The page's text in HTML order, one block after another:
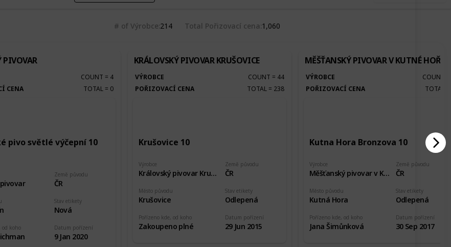
# of Výrobce 214 Total Pořizovací cena 1,060
PIVOVAR
COUNT = 4
CENA
TOTAL = 0
pivo světlé výčepní 10
Země původu
ČR
od koho
Stav etikety
Nová
Datum pořízení
9 Jan 2020
KRÁLOVSKÝ PIVOVAR KRUŠOVICE
VÝROBCE COUNT = 44
POŘIZOVACÍ CENA
TOTAL = 238
Krušovice 10
Výrobce
Královský pivovar Krušovice
Země původu
ČR
Pořízeno kde, od koho
Zakoupeno plné
Stav etikety
Odlepená
Datum pořízení
29 Jun 2015
Město původu
Krušovice
MĚŠŤANSKÝ PIVOVAR V KUTNÉ HOŘE
VÝROBCE COUNT
POŘIZOVACÍ CENA
TOTAL
Kutna Hora Bronzova 10
Výrobce
Měšťanský pivovar v Kutné Hoře
Země původu
ČR
Pořízeno kde, od koho
Jana Šimůnková
Stav etikety
Odlepená
Datum pořízení
30 Sep 2017
Město původu
Kutná Hora